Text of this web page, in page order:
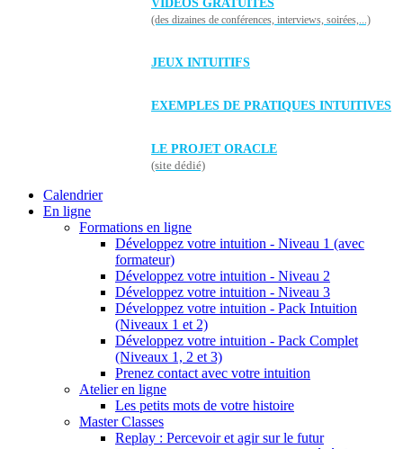
VIDÉOS GRATUITES
(des dizaines de conférences, interviews, soirées,...)
JEUX INTUITIFS
EXEMPLES DE PRATIQUES INTUITIVES
LE PROJET ORACLE
(site dédié)
Calendrier
En ligne
Formations en ligne
Développez votre intuition - Niveau 1 (avec
formateur)
Développez votre intuition - Niveau 2
Développez votre intuition - Niveau 3
Développez votre intuition - Pack Intuition
(Niveaux 1 et 2)
Développez votre intuition - Pack Complet
(Niveaux 1, 2 et 3)
Prenez contact avec votre intuition
Atelier en ligne
Les petits mots de votre histoire
Master Classes
Replay : Percevoir et agir sur le futur